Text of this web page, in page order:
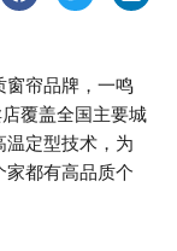
窗帘品牌，一鸣
覆盖全国主要城
温定型技术，为
家都有高品质个